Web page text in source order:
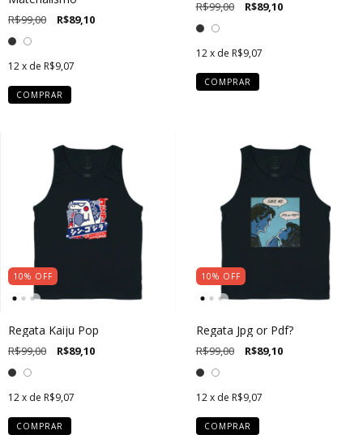
R$99,00 R$89,10
12x de R$9,07
COMPRAR
R$99,00 R$89,10
12 x de R$9,07
COMPRAR
10% OFF
Regata Kaiju Pop
R$99,00 R$89,10
12x de R$9,07
COMPRAR
10% OFF
Regata Jpg or Pdf?
R$99,00 R$89,10
12 x de R$9,07
COMPRAR